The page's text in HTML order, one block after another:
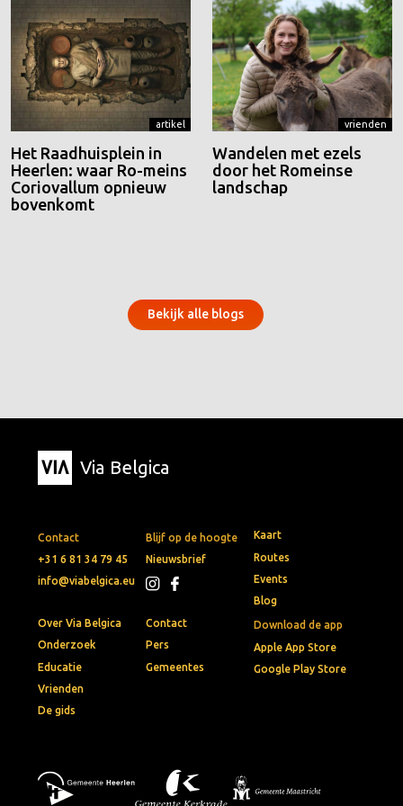
artikel
Het Raadhuisplein in
Heerlen: waar Ro-meins
Coriovallum opnieuw
bovenkomt
vrienden
Wandelen met ezels
door het Romeinse
landschap
Bekijk alle blogs
Via Belgica
Contact
+31 6 81 34 79 45
info@viabelgica.eu
Blijf op de hoogte
Nieuwsbrief
Download de app
Apple App Store
Google Play Store
Kaart
Routes
Events
Blog
Over Via Belgica
Onderzoek
Educatie
Vrienden
De gids
Contact
Pers
Gemeentes